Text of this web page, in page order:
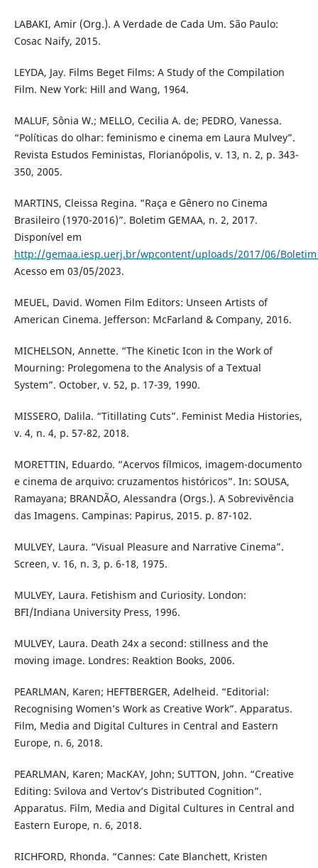
LABAKI, Amir (Org.). A Verdade de Cada Um. São Paulo:
Cosac Naify, 2015.
LEYDA, Jay. Films Beget Films: A Study of the Compilation
Film. New York: Hill and Wang, 1964.
MALUF, Sônia W.; MELLO, Cecilia A. de; PEDRO, Vanessa.
“Políticas do olhar: feminismo e cinema em Laura Mulvey”.
Revista Estudos Feministas, Florianópolis, v. 13, n. 2, p. 343-
350, 2005.
MARTINS, Cleissa Regina. “Raça e Gênero no Cinema
Brasileiro (1970-2016)”. Boletim GEMAA, n. 2, 2017.
Disponível em
http://gemaa.iesp.uerj.br/wpcontent/uploads/2017/06/
Acesso em 03/05/2023.
MEUEL, David. Women Film Editors: Unseen Artists of
American Cinema. Jefferson: McFarland & Company, 2016.
MICHELSON, Annette. “The Kinetic Icon in the Work of
Mourning: Prolegomena to the Analysis of a Textual
System”. October, v. 52, p. 17-39, 1990.
MISSERO, Dalila. “Titillating Cuts”. Feminist Media Histories,
v. 4, n. 4, p. 57-82, 2018.
MORETTIN, Eduardo. “Acervos fílmicos, imagem-documento
e cinema de arquivo: cruzamentos históricos”. In: SOUSA,
Ramayana; BRANDÃO, Alessandra (Orgs.). A Sobrevivência
das Imagens. Campinas: Papirus, 2015. p. 87-102.
MULVEY, Laura. “Visual Pleasure and Narrative Cinema”.
Screen, v. 16, n. 3, p. 6-18, 1975.
MULVEY, Laura. Fetishism and Curiosity. London:
BFI/Indiana University Press, 1996.
MULVEY, Laura. Death 24x a second: stillness and the
moving image. Londres: Reaktion Books, 2006.
PEARLMAN, Karen; HEFTBERGER, Adelheid. “Editorial:
Recognising Women’s Work as Creative Work”. Apparatus.
Film, Media and Digital Cultures in Central and Eastern
Europe, n. 6, 2018.
PEARLMAN, Karen; MacKAY, John; SUTTON, John. “Creative
Editing: Svilova and Vertov’s Distributed Cognition”.
Apparatus. Film, Media and Digital Cultures in Central and
Eastern Europe, n. 6, 2018.
RICHFORD, Rhonda. “Cannes: Cate Blanchett, Kristen